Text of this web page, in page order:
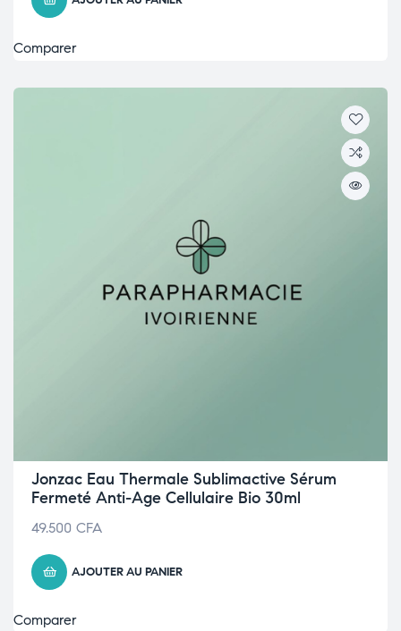
Comparer
Jonzac Eau Thermale Sublimactive Sérum
Fermeté Anti-Age Cellulaire Bio 30ml
49.500 CFA
AJOUTER AU PANIER
Comparer